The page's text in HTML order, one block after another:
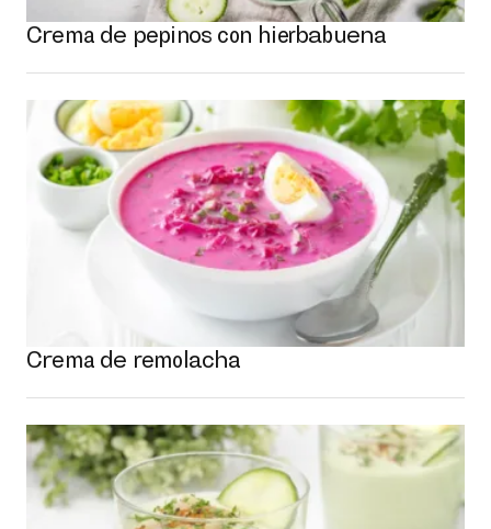
Crema de pepinos con hierbabuena
Crema de remolacha